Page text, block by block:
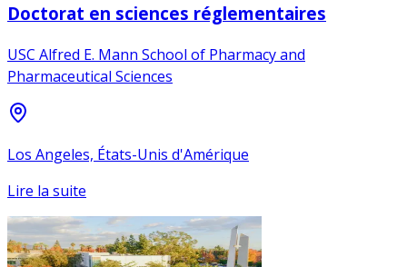
Doctorat en sciences réglementaires
USC Alfred E. Mann School of Pharmacy and
Pharmaceutical Sciences
Los Angeles, États-Unis d'Amérique
Lire la suite